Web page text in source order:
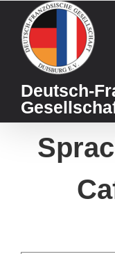
content
Deutsch-